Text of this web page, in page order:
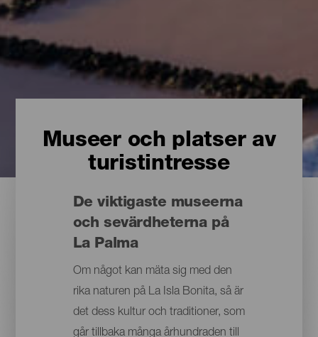
Museer och platser av
turistintresse
De viktigaste museerna
och sevärdheterna på
La Palma
Om något kan mäta sig med den
rika naturen på La Isla Bonita, så är
det dess kultur och traditioner, som
går tillbaka många århundraden till